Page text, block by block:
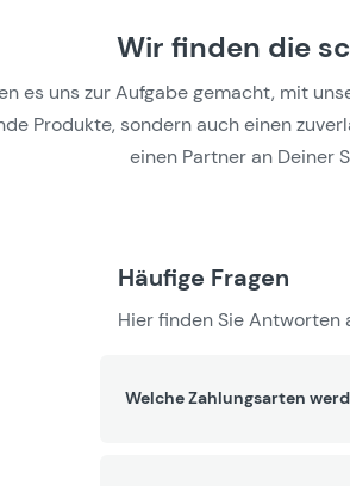
Wir finden die
es uns zur Aufgabe gemacht, mit
Produkte, sondern auch einen
einen Partner an Deiner
Häufige Fragen
Hier finden Sie Antworten
Welche Zahlungsarten